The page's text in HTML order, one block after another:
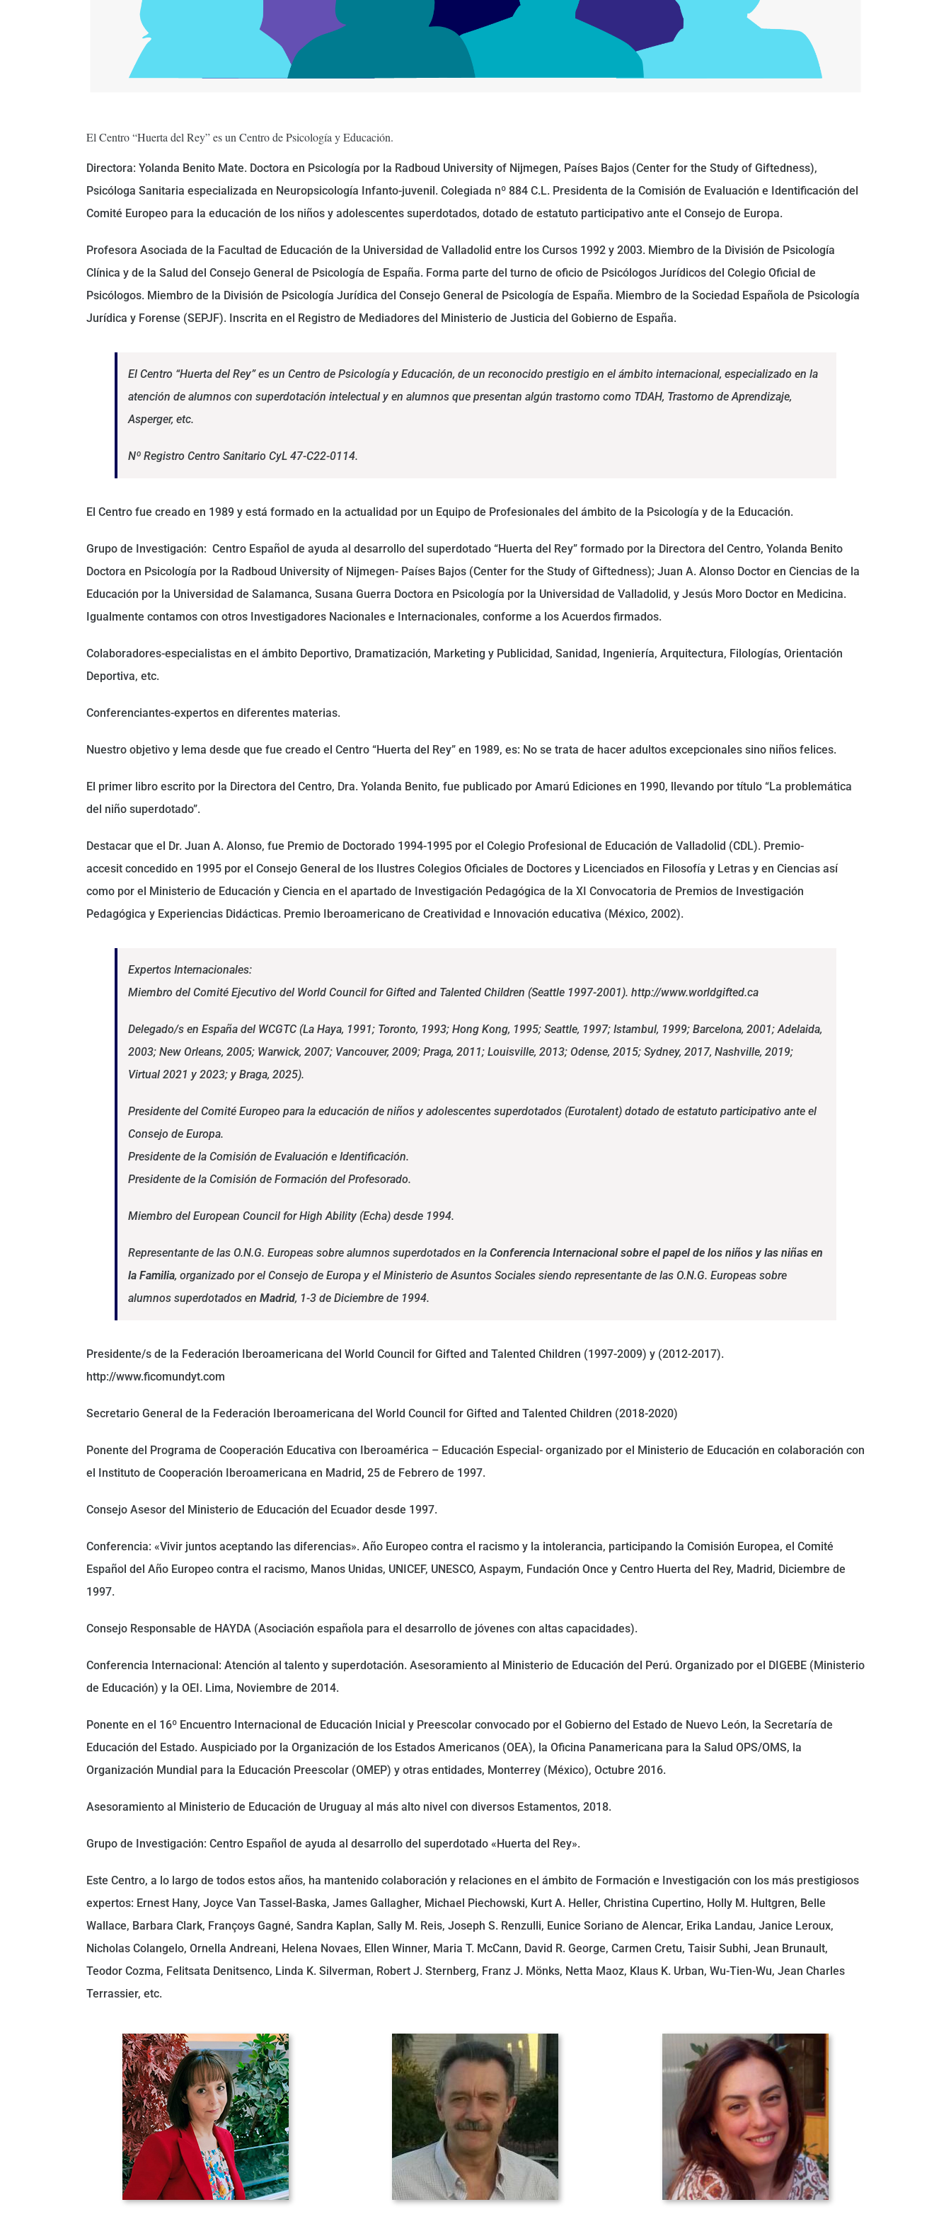
El Centro “Huerta del Rey” es un Centro de Psicología y Educación.
Directora: Yolanda Benito Mate. Doctora en Psicología por la Radboud University of Nijmegen, Países Bajos (Center for the Study of Giftedness),
Psicóloga Sanitaria especializada en Neuropsicología Infanto-juvenil. Colegiada nº 884 C.L. Presidenta de la Comisión de Evaluación e Identificación del
Comité Europeo para la educación de los niños y adolescentes superdotados, dotado de estatuto participativo ante el Consejo de Europa.
Profesora Asociada de la Facultad de Educación de la Universidad de Valladolid entre los Cursos 1992 y 2003. Miembro de la División de Psicología
Clínica y de la Salud del Consejo General de Psicología de España. Forma parte del turno de oficio de Psicólogos Jurídicos del Colegio Oficial de
Psicólogos. Miembro de la División de Psicología Jurídica del Consejo General de Psicología de España. Miembro de la Sociedad Española de Psicología
Jurídica y Forense (SEPJF). Inscrita en el Registro de Mediadores del Ministerio de Justicia del Gobierno de España.
El Centro “Huerta del Rey” es un Centro de Psicología y Educación, de un reconocido prestigio en el ámbito internacional, especializado en la
atención de alumnos con superdotación intelectual y en alumnos que presentan algún trastorno como TDAH, Trastorno de Aprendizaje,
Asperger, etc.
Nº Registro Centro Sanitario CyL 47-C22-0114.
El Centro fue creado en 1989 y está formado en la actualidad por un Equipo de Profesionales del ámbito de la Psicología y de la Educación.
Grupo de Investigación: Centro Español de ayuda al desarrollo del superdotado “Huerta del Rey” formado por la Directora del Centro, Yolanda Benito
Doctora en Psicología por la Radboud University of Nijmegen- Países Bajos (Center for the Study of Giftedness); Juan A. Alonso Doctor en Ciencias de la
Educación por la Universidad de Salamanca, Susana Guerra Doctora en Psicología por la Universidad de Valladolid, y Jesús Moro Doctor en Medicina.
Igualmente contamos con otros Investigadores Nacionales e Internacionales, conforme a los Acuerdos firmados.
Colaboradores-especialistas en el ámbito Deportivo, Dramatización, Marketing y Publicidad, Sanidad, Ingeniería, Arquitectura, Filologías, Orientación
Deportiva, etc.
Conferenciantes-expertos en diferentes materias.
Nuestro objetivo y lema desde que fue creado el Centro “Huerta del Rey” en 1989, es: No se trata de hacer adultos excepcionales sino niños felices.
El primer libro escrito por la Directora del Centro, Dra. Yolanda Benito, fue publicado por Amarú Ediciones en 1990, llevando por título “La problemática
del niño superdotado”.
Destacar que el Dr. Juan A. Alonso, fue Premio de Doctorado 1994-1995 por el Colegio Profesional de Educación de Valladolid (CDL). Premio-
accesit concedido en 1995 por el Consejo General de los Ilustres Colegios Oficiales de Doctores y Licenciados en Filosofía y Letras y en Ciencias así
como por el Ministerio de Educación y Ciencia en el apartado de Investigación Pedagógica de la XI Convocatoria de Premios de Investigación
Pedagógica y Experiencias Didácticas. Premio Iberoamericano de Creatividad e Innovación educativa (México, 2002).
Expertos Internacionales:
Miembro del Comité Ejecutivo del World Council for Gifted and Talented Children (Seattle 1997-2001). http://www.worldgifted.ca
Delegado/s en España del WCGTC (La Haya, 1991; Toronto, 1993; Hong Kong, 1995; Seattle, 1997; Istambul, 1999; Barcelona, 2001; Adelaida,
2003; New Orleans, 2005; Warwick, 2007; Vancouver, 2009; Praga, 2011; Louisville, 2013; Odense, 2015; Sydney, 2017, Nashville, 2019;
Virtual 2021 y 2023; y Braga, 2025).
Presidente del Comité Europeo para la educación de niños y adolescentes superdotados (Eurotalent) dotado de estatuto participativo ante el
Consejo de Europa.
Presidente de la Comisión de Evaluación e Identificación.
Presidente de la Comisión de Formación del Profesorado.
Miembro del European Council for High Ability (Echa) desde 1994.
Representante de las O.N.G. Europeas sobre alumnos superdotados en la Conferencia Internacionalsobre el papel de los niños y las niñas en
la Familia, organizado por el Consejo de Europa y el Ministerio de Asuntos Sociales siendo representante de las O.N.G. Europeas sobre
alumnos superdotados en Madrid, 1-3 de Diciembre de 1994.
Presidente/s de la Federación Iberoamericana del World Council for Gifted and Talented Children (1997-2009) y (2012-2017).
http://www.ficomundyt.com
Secretario General de la Federación Iberoamericana del World Council for Gifted and Talented Children (2018-2020)
Ponente del Programa de Cooperación Educativa con Iberoamérica – Educación Especial- organizado por el Ministerio de Educación en colaboración con
el Instituto de Cooperación Iberoamericana en Madrid, 25 de Febrero de 1997.
Consejo Asesor del Ministerio de Educación del Ecuador desde 1997.
Conferencia: «Vivir juntos aceptando las diferencias». Año Europeo contra el racismo y la intolerancia, participando la Comisión Europea, el Comité
Español del Año Europeo contra el racismo, Manos Unidas, UNICEF, UNESCO, Aspaym, Fundación Once y Centro Huerta del Rey, Madrid, Diciembre de
1997.
Consejo Responsable de HAYDA (Asociación española para el desarrollo de jóvenes con altas capacidades).
Conferencia Internacional: Atención al talento y superdotación. Asesoramiento al Ministerio de Educación del Perú. Organizado por el DIGEBE (Ministerio
de Educación) y la OEI. Lima, Noviembre de 2014.
Ponente en el 16º Encuentro Internacional de Educación Inicial y Preescolar convocado por el Gobierno del Estado de Nuevo León, la Secretaría de
Educación del Estado. Auspiciado por la Organización de los Estados Americanos (OEA), la Oficina Panamericana para la Salud OPS/OMS, la
Organización Mundial para la Educación Preescolar (OMEP) y otras entidades, Monterrey (México), Octubre 2016.
Asesoramiento al Ministerio de Educación de Uruguay al más alto nivel con diversos Estamentos, 2018.
Grupo de Investigación: Centro Español de ayuda al desarrollo del superdotado «Huerta del Rey».
Este Centro, a lo largo de todos estos años, ha mantenido colaboración y relaciones en el ámbito de Formación e Investigación con los más prestigiosos
expertos: Ernest Hany, Joyce Van Tassel-Baska, James Gallagher, Michael Piechowski, Kurt A. Heller, Christina Cupertino, Holly M. Hultgren, Belle
Wallace, Barbara Clark, Françoys Gagné, Sandra Kaplan, Sally M. Reis, Joseph S. Renzulli, Eunice Soriano de Alencar, Erika Landau, Janice Leroux,
Nicholas Colangelo, Ornella Andreani, Helena Novaes, Ellen Winner, Maria T. McCann, David R. George, Carmen Cretu, Taisir Subhi, Jean Brunault,
Teodor Cozma, Felitsata Denitsenco, Linda K. Silverman, Robert J. Sternberg, Franz J. Mönks, Netta Maoz, Klaus K. Urban, Wu-Tien-Wu, Jean Charles
Terrassier, etc.